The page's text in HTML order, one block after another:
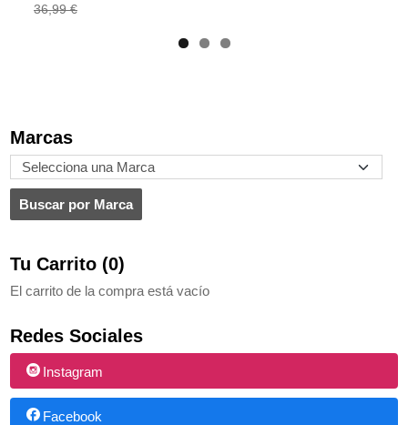
Marcas
Tu Carrito (0)
El carrito de la compra está vacío
Redes Sociales
Instagram
Facebook
36,99 €